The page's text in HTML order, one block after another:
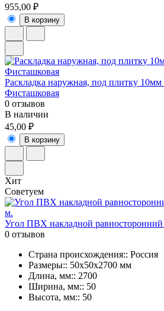
955,00 ₽
В корзину
Раскладка наружная, под плитку
Фисташковая
0 отзывов
В наличии
45,00 ₽
В корзину
Хит
Советуем
Угол ПВХ накладной
0 отзывов
Страна происхождения:: Россия
Размеры:: 50х50х2700 мм
Длина, мм:: 2700
Ширина, мм:: 50
Высота, мм:: 50